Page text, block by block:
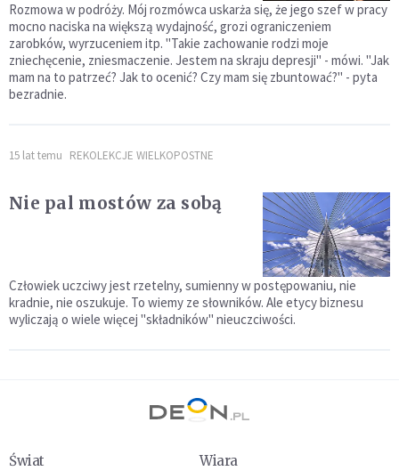
Rozmowa w podróży. Mój rozmówca uskarża się, że jego szef w pracy
mocno naciska na większą wydajność, grozi ograniczeniem
zarobków, wyrzuceniem itp. "Takie zachowanie rodzi moje
zniechęcenie, zniesmaczenie. Jestem na skraju depresji" - mówi. "Jak
mam na to patrzeć? Jak to ocenić? Czy mam się zbuntować?" - pyta
bezradnie.
15 lat temu REKOLEKCJE WIELKOPOSTNE
Nie pal mostów za sobą
Człowiek uczciwy jest rzetelny, sumienny w postępowaniu, nie
kradnie, nie oszukuje. To wiemy ze słowników. Ale etycy biznesu
wyliczają o wiele więcej "składników" nieuczciwości.
Świat
Wiara